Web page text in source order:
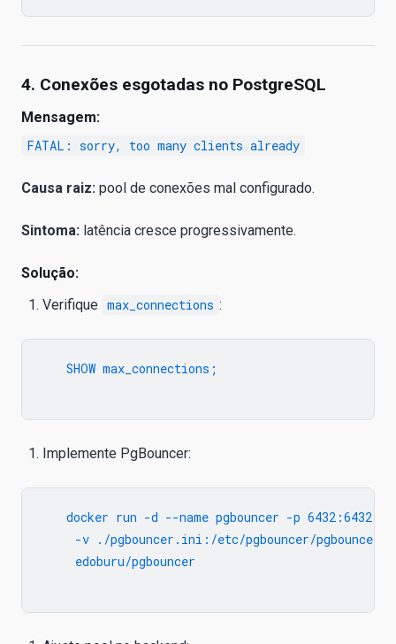
4. Conexões esgotadas no PostgreSQL
Mensagem:
FATAL: sorry, too many clients already
Causa raiz: pool de conexões mal configurado.
Sintoma: latência cresce progressivamente.
Solução:
Verifique max_connections :
   SHOW max_connections;
Implemente PgBouncer:
   docker run -d --name pgbouncer -p 6432:6432 \
-v ./pgbouncer.ini:/etc/pgbouncer/
     edoburu/pgbouncer